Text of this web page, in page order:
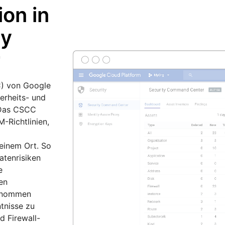
in
von Google
und
CSCC
Richtlinien,
Ort. So
zu
Firewall-